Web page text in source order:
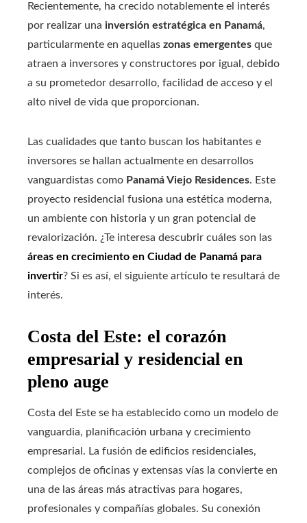
Recientemente, ha crecido notablemente el interés
por realizar una inversión estratégica en Panamá,
particularmente en aquellas zonas emergentes que
atraen a inversores y constructores por igual, debido
a su prometedor desarrollo, facilidad de acceso y el
alto nivel de vida que proporcionan.
Las cualidades que tanto buscan los habitantes e
inversores se hallan actualmente en desarrollos
vanguardistas como Panamá Viejo Residences. Este
proyecto residencial fusiona una estética moderna,
un ambiente con historia y un gran potencial de
revalorización. ¿Te interesa descubrir cuáles son las
áreas en crecimiento en Ciudad de Panamá para
invertir? Si es así, el siguiente artículo te resultará de
interés.
Costa del Este: el corazón
empresarial y residencial en
pleno auge
Costa del Este se ha establecido como un modelo de
vanguardia, planificación urbana y crecimiento
empresarial. La fusión de edificios residenciales,
complejos de oficinas y extensas vías la convierte en
una de las áreas más atractivas para hogares,
profesionales y compañías globales. Su conexión